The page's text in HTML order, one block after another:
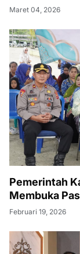
Maret 04, 2026
Pemerintah
Membuka
Februari 19, 2026